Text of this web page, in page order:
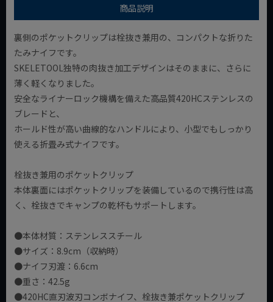
商品説明
裏側のポケットクリップは栓抜き兼用の、コンパクトな折りた
たみナイフです。
SKELETOOL独特の肉抜き加工デザインはそのままに、さらに
薄く軽くなりました。
安全なライナーロック機構を備えた高品質420HCステンレスの
ブレードと、
ホールド性が高い曲線的なハンドルにより、小型でもしっかり
使える折畳み式ナイフです。
栓抜き兼用のポケットクリップ
本体裏面にはポケットクリップを装備しているので携行性は高
く、栓抜きでキャンプの乾杯もサポートします。
●本体材質：ステンレススチール
●サイズ：8.9cm（収納時）
●ナイフ刃渡：6.6cm
●重さ：42.5g
●420HC直刃波刃コンボナイフ、栓抜き兼ポケットクリップ